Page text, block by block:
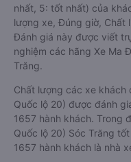
nhất, 5: tốt nhất) của
lượng xe, Đúng giờ, Chất
Đánh giá này được viết
nghiệm các hãng Xe Ma
Trăng.
Chất lượng các xe khách
Quốc lộ 20) được đánh
1657 hành khách. Trong
Quốc lộ 20) Sóc Trăng
1657 hành khách là nhà